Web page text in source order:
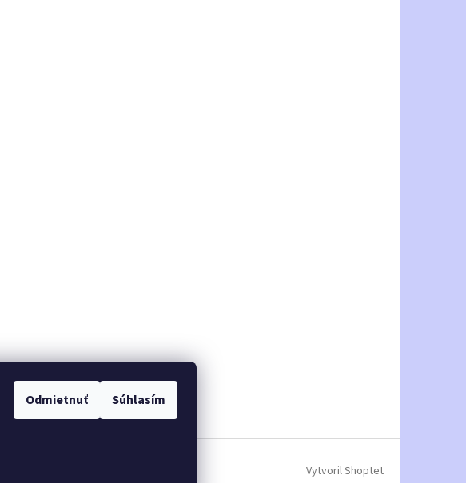
Odmietnuť Súhlasím
Vytvoril Shoptet